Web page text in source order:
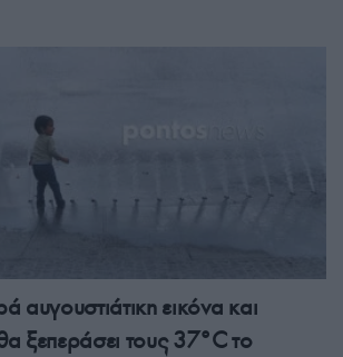
αυγουστιάτικη εικόνα και
ξεπεράσει τους 37°C το